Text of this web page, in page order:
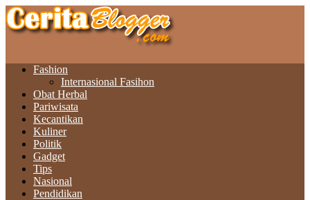
Fashion
Internasional Fasihon
Obat Herbal
Pariwisata
Kecantikan
Kuliner
Politik
Gadget
Tips
Nasional
Pendidikan